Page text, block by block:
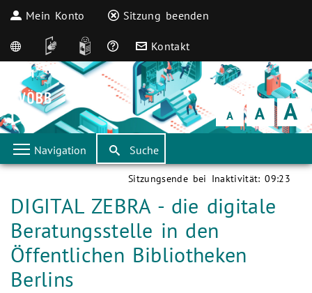
Mein Konto Sitzung beenden
English DGS Leichte Sprache
Häufige Fragen
Kontakt
Schrift
klein Schrift
normal Schrift
groß
Navigation Suche
Sitzungsende bei Inaktivität: 09:23
Aktuelle Seite:
DIGITAL ZEBRA - die digitale
Beratungsstelle in den
Öffentlichen Bibliotheken
Berlins